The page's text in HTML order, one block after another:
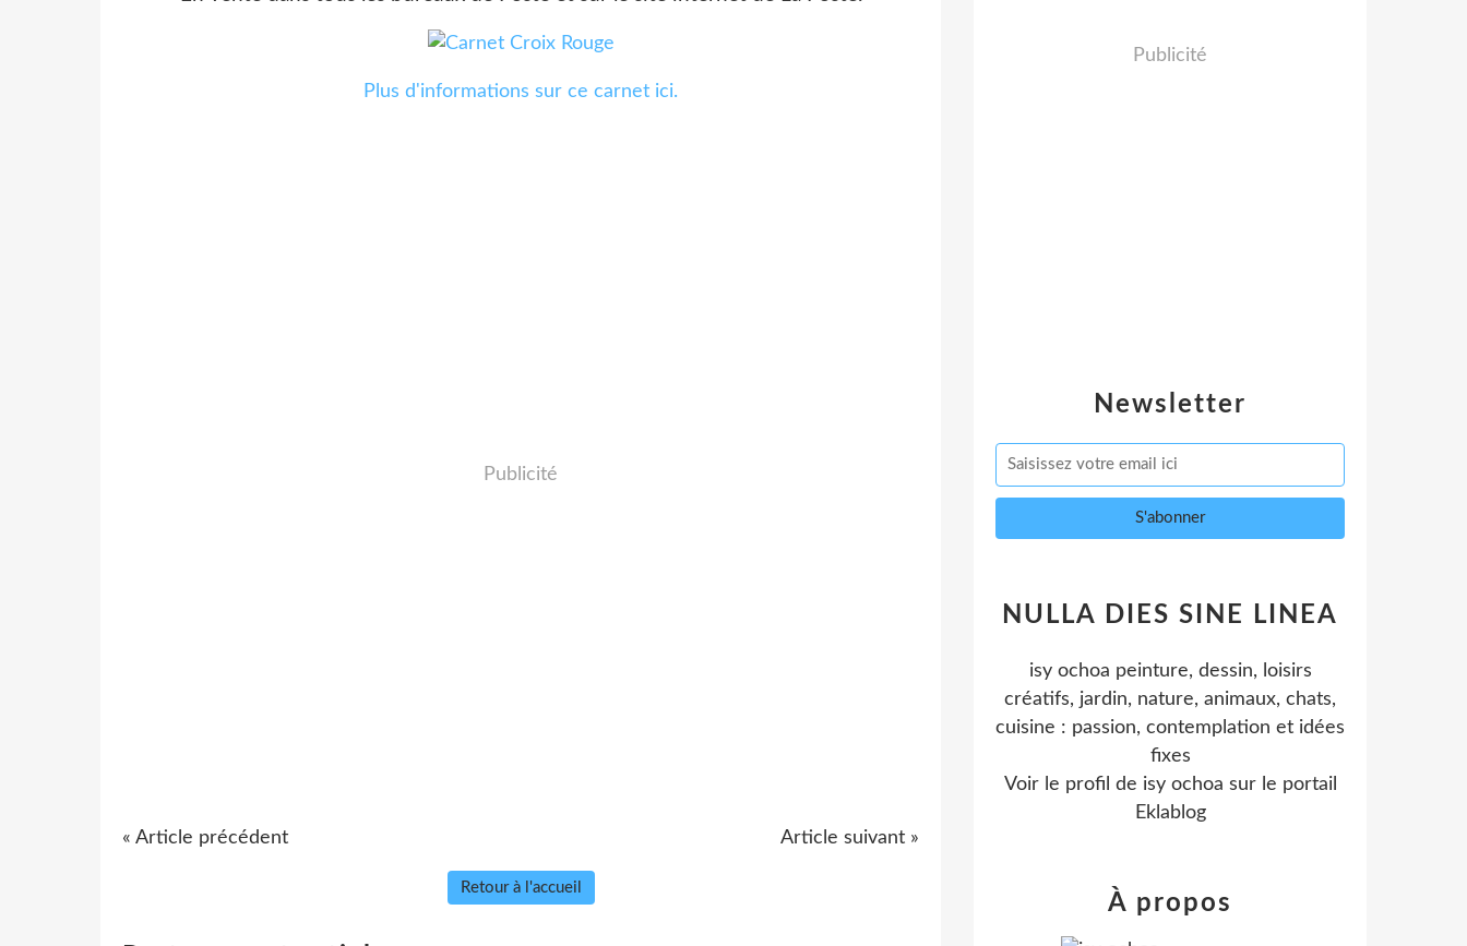
Plus d'informations sur ce carnet ici.
Publicité
« Article précédent Article suivant »
Retour à l'accueil
Newsletter
Publicité
NULLA DIES SINE LINEA
isy ochoa peinture, dessin, loisirs
créatifs, jardin, nature, animaux, chats,
cuisine : passion, contemplation et idées
fixes
Voir le profil de isy ochoa sur le portail
Eklablog
À propos